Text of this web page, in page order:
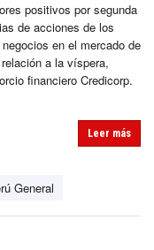
positivos por segunda
de acciones de los
en el mercado de
a la víspera,
financiero Credicorp.
General
Leer más